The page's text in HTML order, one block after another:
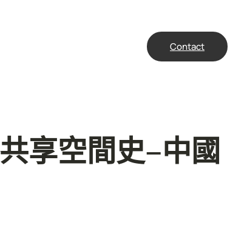
Contact
享空間史–中國